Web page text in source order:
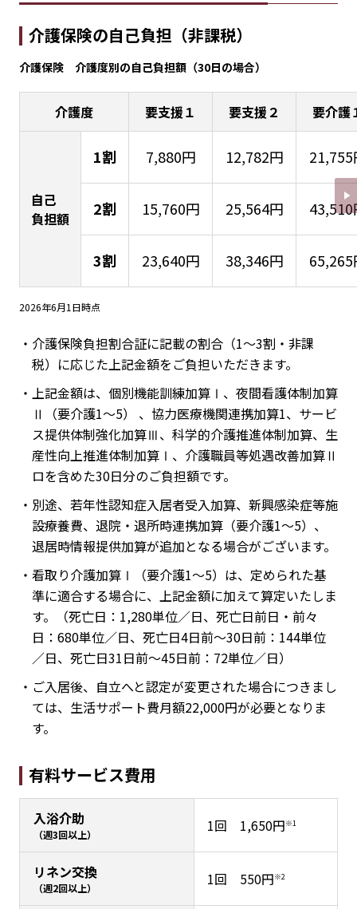
介護保険の自己負担（非課税）
介護保険 介護度別の自己負担額（30日の場合）
介護度 要支援１ 要支援２ 要介護
自己
負担額
1割 7,880円 12,782円 21,755
2割 15,760円 25,564円 43,510
3割 23,640円 38,346円 65,265
2026年6月1日時点
・介護保険負担割合証に記載の割合（1～3割・非課
税）に応じた上記金額をご負担いただきます。
・上記金額は、個別機能訓練加算Ⅰ、夜間看護体制加算
Ⅱ（要介護1～5） 、協力医療機関連携加算1、サービ
ス提供体制強化加算Ⅲ、科学的介護推進体制加算、生
産性向上推進体制加算Ⅰ、介護職員等処遇改善加算Ⅱ
ロを含めた30日分のご負担額です。
・別途、若年性認知症入居者受入加算、新興感染症等施
設療養費、退院・退所時連携加算（要介護1～5）、
退居時情報提供加算が追加となる場合がございます。
・看取り介護加算Ⅰ（要介護1～5）は、定められた基
準に適合する場合に、上記金額に加えて算定いたしま
す。（死亡日：1,280単位／日、死亡日前日・前々
日：680単位／日、死亡日4日前～30日前：144単位
／日、死亡日31日前～45日前：72単位／日）
・ご入居後、自立へと認定が変更された場合につきまし
ては、生活サポート費月額22,000円が必要となりま
す。
有料サービス費用
入浴介助
（週3回以上） 1回 1,650円※1
リネン交換
（週2回以上） 1回 550円※2